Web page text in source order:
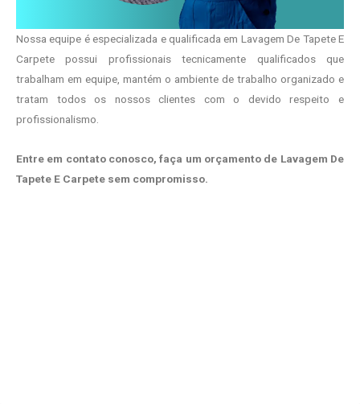
Nossa equipe é especializada e qualificada em Lavagem De Tapete E
Carpete possui profissionais tecnicamente qualificados que
trabalham em equipe, mantém o ambiente de trabalho organizado e
tratam todos os nossos clientes com o devido respeito e
profissionalismo.
Entre em contato conosco, faça um orçamento de Lavagem De
Tapete E Carpete sem compromisso.